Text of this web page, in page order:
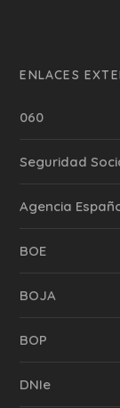
ENLACES
060
Seguridad
Agencia
BOE
BOJA
BOP
DNIe